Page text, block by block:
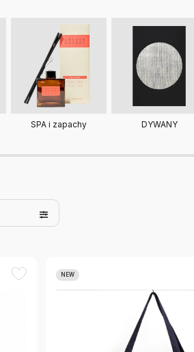
SPA i zapachy DYWANY
NEW